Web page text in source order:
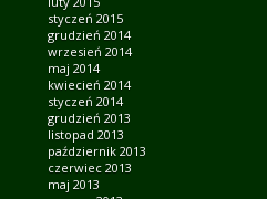
styczeń 2015
grudzień 2014
wrzesień 2014
maj 2014
kwiecień 2014
styczeń 2014
grudzień 2013
listopad 2013
październik 2013
czerwiec 2013
maj 2013